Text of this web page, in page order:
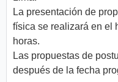
La presentación de
física se realizará en el
horas.
Las propuestas de
después de la fecha